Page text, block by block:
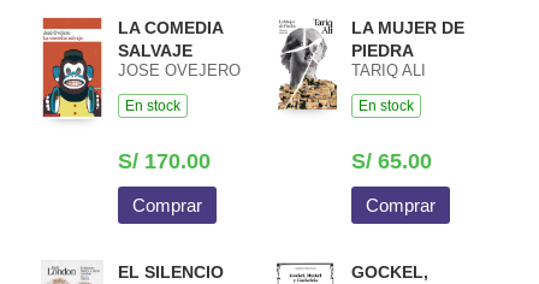
LA COMEDIA
SALVAJE
JOSE OVEJERO
En stock
S/ 170.00
Comprar
LA MUJER DE
PIEDRA
TARIQ ALI
En stock
S/ 65.00
Comprar
EL SILENCIO
GOCKEL,